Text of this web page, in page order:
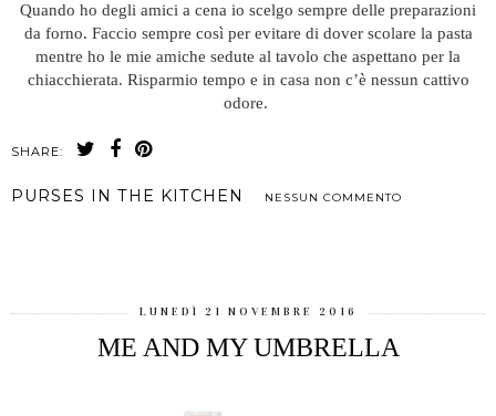
Quando ho degli amici a cena io scelgo sempre delle preparazioni
da forno. Faccio sempre così per evitare di dover scolare la pasta
mentre ho le mie amiche sedute al tavolo che aspettano per la
chiacchierata. Risparmio tempo e in casa non c’è nessun cattivo
odore.
SHARE:
PURSES IN THE KITCHEN NESSUN COMMENTO
LUNEDÌ 21 NOVEMBRE 2016
ME AND MY UMBRELLA